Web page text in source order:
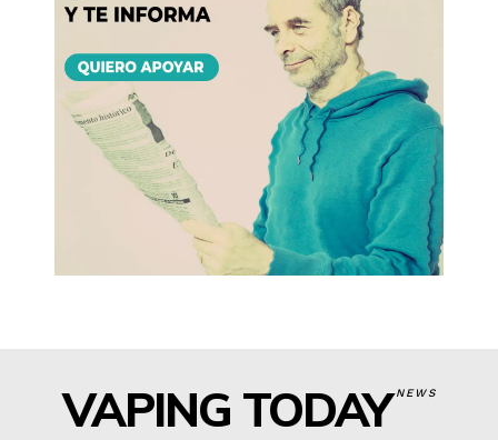
VAPING TODAYNEWS